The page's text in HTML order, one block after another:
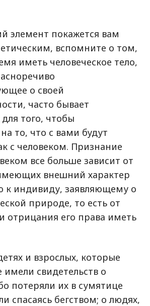
элемент покажется вам
вспомните о том,
иметь человеческое тело,
о своей
часто бывает
того, чтобы
то, что с вами будут
с человеком. Признание
все больше зависит от
внешний характер
к индивиду, заявляющему о
природе, то есть от
отрицания его права иметь
и взрослых, которые
имели свидетельств о
потеряли их в сумятице
спасаясь бегством; о людях,